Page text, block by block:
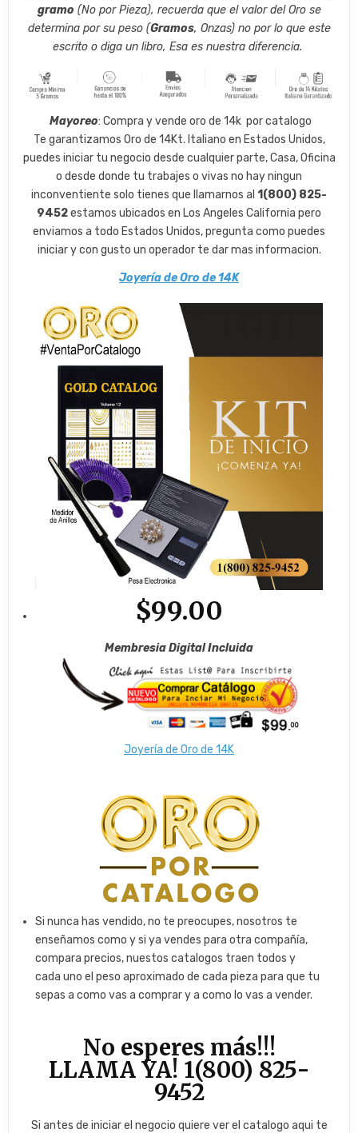
gramo (No por Pieza), recuerda que el valor del Oro se
determina por su peso (Gramos, Onzas) no por lo que este
escrito o diga un libro, Esa es nuestra diferencia.
Mayoreo: Compra y vende oro de 14k por catalogo
Te garantizamos Oro de 14Kt. Italiano en Estados Unidos,
puedes iniciar tu negocio desde cualquier parte, Casa, Oficina
o desde donde tu trabajes o vivas no hay ningun
inconventiente solo tienes que llamarnos al 1(800) 825-
9452estamos ubicados en Los Angeles California pero
enviamos a todo Estados Unidos, pregunta como puedes
iniciar y con gusto un operador te dar mas informacion.
Joyería de Oro de 14K
$99.00
Membresia Digital Incluida
Joyería de Oro de 14K
Si nunca has vendido, no te preocupes, nosotros te
enseñamos como y si ya vendes para otra compañía,
compara precios, nuestos catalogos traen todos y
cada uno el peso aproximado de cada pieza para que tu
sepas a como vas a comprar y a como lo vas a vender.
​No esperes más!!!
LLAMA YA! 1(800) 825-
9452
Si antes de iniciar el negocio quiere ver el catalogo aqui te